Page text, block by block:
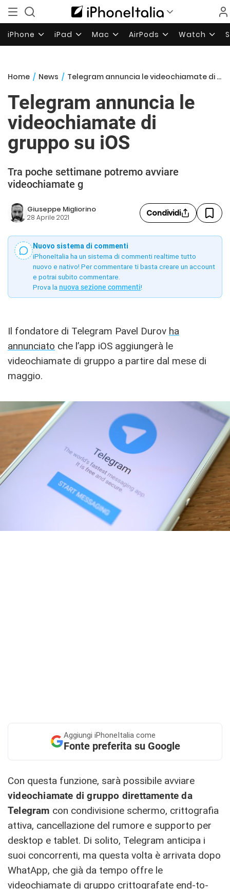
iPhone iPad Mac AirPods Watch
Home / News / Telegram annuncia le videochiamate di gruppo su iOS
Telegram annuncia le
videochiamate di
gruppo su iOS
Tra poche settimane potremo avviare
videochiamate g
Giuseppe Migliorino
28 Aprile 2021 Condividi
Nuovo sistema di commenti
iPhoneItalia ha un sistema di commenti realtime tutto
nuovo e nativo! Per commentare ti basta creare un account
e potrai subito commentare.
Prova la nuova sezione commenti!
Il fondatore di Telegram Pavel Durov ha
annunciato che l’app iOS aggiungerà le
videochiamate di gruppo a partire dal mese di
maggio.
Aggiungi iPhoneItalia come
Fonte preferita su Google
Con questa funzione, sarà possibile avviare
videochiamate di gruppo direttamente da
Telegram con condivisione schermo, crittografia
attiva, cancellazione del rumore e supporto per
desktop e tablet. Di solito, Telegram anticipa i
suoi concorrenti, ma questa volta è arrivata dopo
WhatApp, che già da tempo offre le
videochiamate di gruppo crittografate end-to-